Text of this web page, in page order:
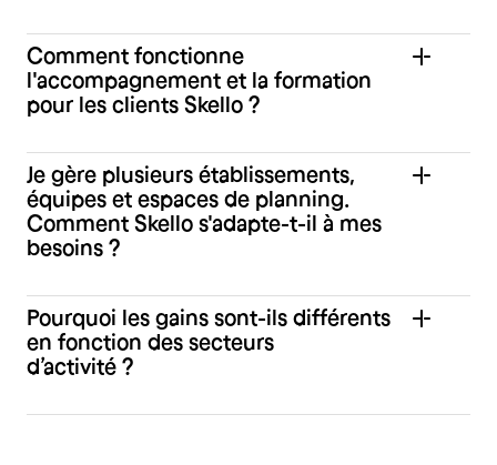
Skello.io
Comment fonctionne
l'accompagnement et la formation
pour les clients Skello ?
Je gère plusieurs établissements,
équipes et espaces de planning.
Comment Skello s'adapte-t-il à mes
besoins ?
Pourquoi les gains sont-ils différents
en fonction des secteurs
d’activité ?